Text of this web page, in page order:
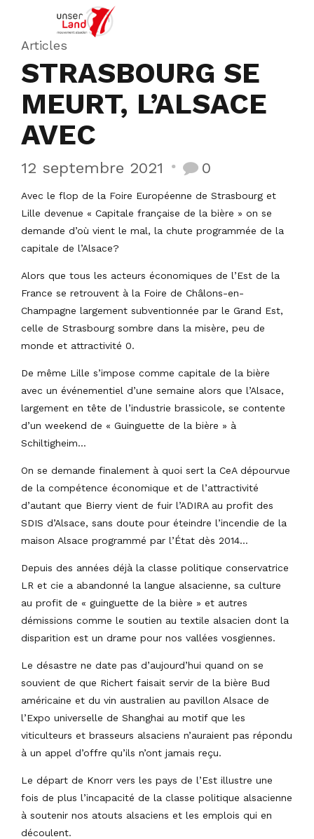
Articles
STRASBOURG SE
MEURT, L’ALSACE
AVEC
12 septembre 2021 0
Avec le flop de la Foire Européenne de Strasbourg et
Lille devenue « Capitale française de la bière » on se
demande d’où vient le mal, la chute programmée de la
capitale de l’Alsace?
Alors que tous les acteurs économiques de l’Est de la
France se retrouvent à la Foire de Châlons-en-
Champagne largement subventionnée par le Grand Est,
celle de Strasbourg sombre dans la misère, peu de
monde et attractivité 0.
De même Lille s’impose comme capitale de la bière
avec un événementiel d’une semaine alors que l’Alsace,
largement en tête de l’industrie brassicole, se contente
d’un weekend de « Guinguette de la bière » à
Schiltigheim…
On se demande finalement à quoi sert la CeA dépourvue
de la compétence économique et de l’attractivité
d’autant que Bierry vient de fuir l’ADIRA au profit des
SDIS d’Alsace, sans doute pour éteindre l’incendie de la
maison Alsace programmé par l’État dès 2014…
Depuis des années déjà la classe politique conservatrice
LR et cie a abandonné la langue alsacienne, sa culture
au profit de « guinguette de la bière » et autres
démissions comme le soutien au textile alsacien dont la
disparition est un drame pour nos vallées vosgiennes.
Le désastre ne date pas d’aujourd’hui quand on se
souvient de que Richert faisait servir de la bière Bud
américaine et du vin australien au pavillon Alsace de
l’Expo universelle de Shanghai au motif que les
viticulteurs et brasseurs alsaciens n’auraient pas répondu
à un appel d’offre qu’ils n’ont jamais reçu.
Le départ de Knorr vers les pays de l’Est illustre une
fois de plus l’incapacité de la classe politique alsacienne
à soutenir nos atouts alsaciens et les emplois qui en
découlent.